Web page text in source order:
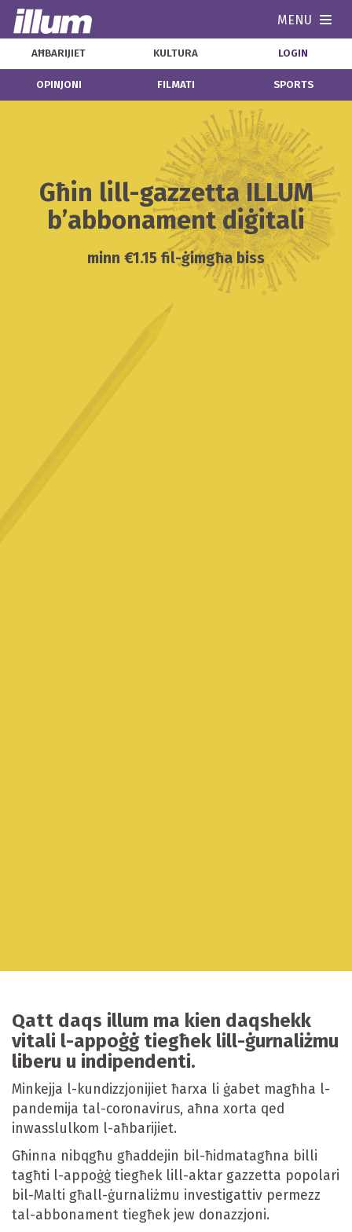
MENU
AĦBARIJIET KULTURA LOGIN
OPINJONI FILMATI SPORTS
Għin lill-gazzetta ILLUM
b’abbonament diġitali
minn €1.15 fil-ġimgħa biss
Qatt daqs illum ma kien daqshekk
vitali l-appoġġ tiegħek lill-ġurnaliżmu
liberu u indipendenti.
Minkejja l-kundizzjonijiet ħarxa li ġabet magħha l-
pandemija tal-coronavirus, aħna xorta qed
inwasslulkom l-aħbarijiet.
Għinna nibqgħu għaddejin bil-ħidmatagħna billi
tagħti l-appoġġ tiegħek lill-aktar gazzetta popolari
bil-Malti għall-ġurnaliżmu investigattiv permezz
tal-abbonament tiegħek jew donazzjoni.